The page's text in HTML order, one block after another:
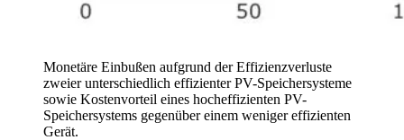
Monetäre Einbußen aufgrund der Effizienzverluste
zweier unterschiedlich effizienter PV-Speichersysteme
sowie Kostenvorteil eines hocheffizienten PV-
Speichersystems gegenüber einem weniger effizienten
Gerät.